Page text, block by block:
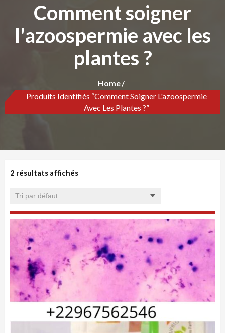
Comment soigner
l'azoospermie avec les
plantes ?
Home
Produits Identifiés “Comment Soigner L'azoospermie
Avec Les Plantes ?”
2 résultats affichés